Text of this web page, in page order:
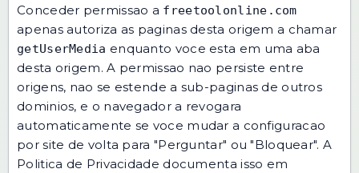
Conceder permissao a freetoolonline.com
apenas autoriza as paginas desta origem a chamar
getUserMedia enquanto voce esta em uma aba
desta origem. A permissao nao persiste entre
origens, nao se estende a sub-paginas de outros
dominios, e o navegador a revogara
automaticamente se voce mudar a configuracao
por site de volta para "Perguntar" ou "Bloquear". A
Politica de Privacidade documenta isso em